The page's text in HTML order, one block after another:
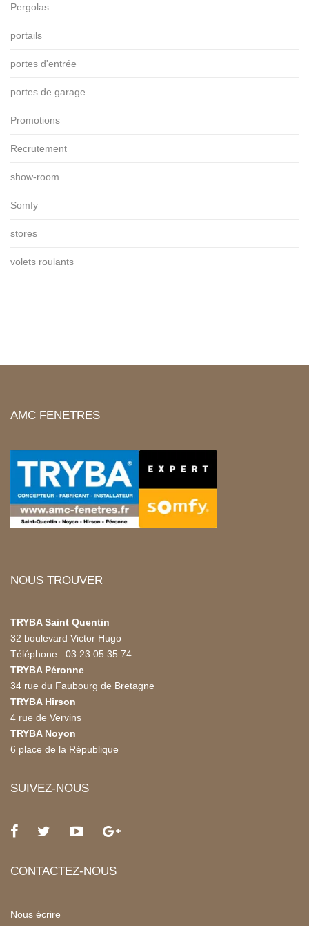
Pergolas
portails
portes d'entrée
portes de garage
Promotions
Recrutement
show-room
Somfy
stores
volets roulants
AMC FENETRES
NOUS TROUVER
TRYBA Saint Quentin
32 boulevard Victor Hugo
Téléphone : 03 23 05 35 74
TRYBA Péronne
34 rue du Faubourg de Bretagne
TRYBA Hirson
4 rue de Vervins
TRYBA Noyon
6 place de la République
SUIVEZ-NOUS
CONTACTEZ-NOUS
Nous écrire